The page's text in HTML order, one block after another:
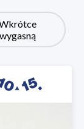
wygasną